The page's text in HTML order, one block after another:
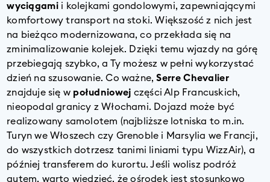
wyciągamii kolejkami gondolowymi, zapewniającymi
komfortowy transport na stoki. Większość z nich jest
na bieżąco modernizowana, co przekłada się na
zminimalizowanie kolejek. Dzięki temu wjazdy na górę
przebiegają szybko, a Ty możesz w pełni wykorzystać
dzień na szusowanie. Co ważne,Serre Chevalier
znajduje się w południowej części Alp Francuskich,
nieopodal granicy z Włochami. Dojazd może być
realizowany samolotem (najbliższe lotniska to m.in.
Turyn we Włoszech czy Grenoble i Marsylia we Francji,
do wszystkich dotrzesz tanimi liniami typu WizzAir), a
później transferem do kurortu. Jeśli wolisz podróż
autem, warto wiedzieć, że ośrodek jest stosunkowo